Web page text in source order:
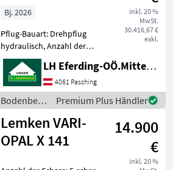
inkl. 20 %
MwSt.
30.416,67 €
exkl.
Bj. 2026
Pflug-Bauart: Drehpflug
hydraulisch, Anzahl der
Schare: 5-schar und mehr,
Vorschäler, Scheibensech,
hydr.
Schnittbreitenverstellung,
Stützrad hydr.
LH Eferding-OÖ.Mitte, Hörsching
4061 Pasching
Bodenbearbeitung
/ Lemken
Premium Plus Händler
Lemken VARI-
OPAL X 141
14.900
€
inkl. 20 %